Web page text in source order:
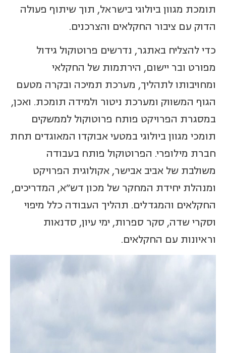
תומכת מגוון ביולוגי בישראל, תוך שיתוף פעולה
הדוק עם ציבור החקלאים והצרכנים.
כדי להצליח באתגר, נדרשים פרוטוקול גידול
מפורט ובר יישום, הירתמות של החקלאי
ומחויבותו לתהליך, מערכת תמיכה ובקרה מטעם
הגוף המשווק ומערכת ניטור ולמידה תומכת. ואכן,
במסגרת הפרויקט פותח פרוטוקול לממשקים
תומכי מגוון ביולוגי במטעי אבוקדו המאוגדים תחת
חברת מילופרי. הפרוטוקול פותח בעבודה
משולבת של אביב אבישר, אקולוגית הפרויקט
ומנהלת יחידת המחקר של מכון דש"א, המדריכים,
החקלאים והמגדלים. תהליך העבודה כלל מיפוי
וסקרי שדה, סקר ספרות, ימי עיון, סדנאות
וראיונות עם החקלאים.